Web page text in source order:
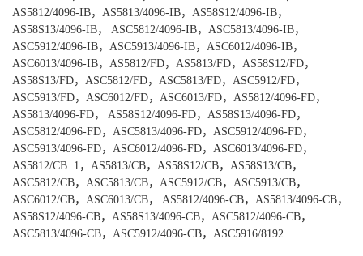
AS5812/4096-IB， AS5813/4096-IB， AS58S12/4096-IB，
AS58S13/4096-IB， ASC5812/4096-IB， ASC5813/4096-IB，
ASC5912/4096-IB， ASC5913/4096-IB， ASC6012/4096-IB，
ASC6013/4096-IB， AS5812/FD， AS5813/FD， AS58S12/FD，
AS58S13/FD， ASC5812/FD， ASC5813/FD， ASC5912/FD，
ASC5913/FD， ASC6012/FD， ASC6013/FD， AS5812/4096-FD，
AS5813/4096-FD， AS58S12/4096-FD， AS58S13/4096-FD，
ASC5812/4096-FD， ASC5813/4096-FD， ASC5912/4096-FD，
ASC5913/4096-FD， ASC6012/4096-FD， ASC6013/4096-FD，
AS5812/CB 1 ， AS5813/CB， AS58S12/CB， AS58S13/CB，
ASC5812/CB， ASC5813/CB， ASC5912/CB， ASC5913/CB，
ASC6012/CB， ASC6013/CB， AS5812/4096-CB， AS5813/4096-CB，
AS58S12/4096-CB， AS58S13/4096-CB， ASC5812/4096-CB，
ASC5813/4096-CB， ASC5912/4096-CB， ASC5916/8192